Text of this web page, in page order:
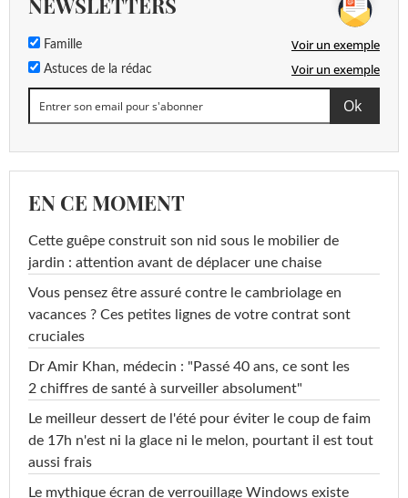
NEWSLETTERS
Famille Voir un exemple
Astuces de la rédac Voir un exemple
EN CE MOMENT
Cette guêpe construit son nid sous le mobilier de
jardin : attention avant de déplacer une chaise
Vous pensez être assuré contre le cambriolage en
vacances ? Ces petites lignes de votre contrat sont
cruciales
Dr Amir Khan, médecin : "Passé 40 ans, ce sont les
2 chiffres de santé à surveiller absolument"
Le meilleur dessert de l'été pour éviter le coup de faim
de 17h n'est ni la glace ni le melon, pourtant il est tout
aussi frais
Le mythique écran de verrouillage Windows existe